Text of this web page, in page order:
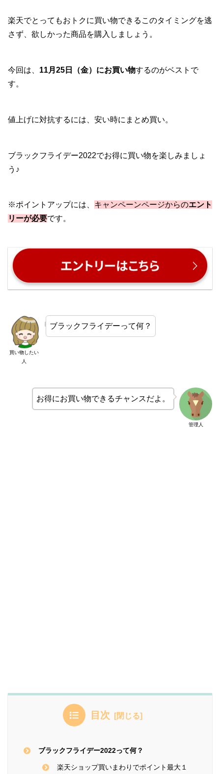
楽天でとってもおトクに買い物できるこのタイミングを逃
さず、欲しかった商品を購入しましょう。
今回は、 11月25日（金）にお買い物するのがベストで
す。
値上げに対抗するには、安い時にまとめ買い。
ブラックフライデー2022でお得に買い物を楽しみましょ
う♪
※ポイントアップには、 キャンペーンページからのエント
リーが必要です。
買い物したい
人
ブラックフライデーって何？
管理人
お得にお買い物できるチャンスだよ。
目次
ブラックフライデー2022って何？
楽天ショップ買いまわりでポイント最大１